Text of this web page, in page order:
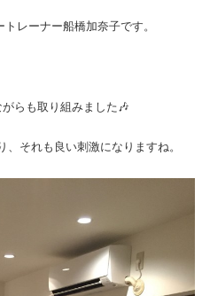
レーナー船橋加奈子です。
らも取り組みました🎶
それも良い刺激になりますね。